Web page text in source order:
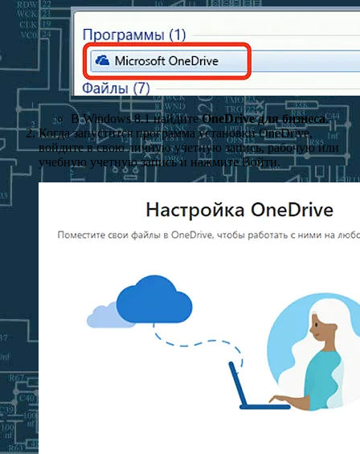
В Windows 8.1 найдитеOneDrive для бизнеса.
Когда запустится программа установки OneDrive,
войдите в свою личную учетную запись, рабочую или
учебную учетную запись и нажмите Войти.